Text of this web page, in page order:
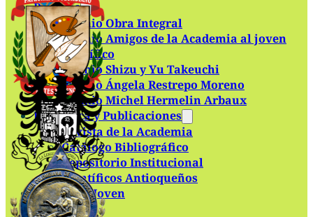
Premios
Premio Obra Integral
Premio Amigos de la Academia al joven
científico
Premio Shizu y Yu Takeuchi
Premio Ángela Restrepo Moreno
Premio Michel Hermelin Arbaux
Biblioteca y Publicaciones
Revista de la Academia
Catálogo Bibliográfico
Repositorio Institucional
Científicos Antioqueños
Academia Joven
Contacto